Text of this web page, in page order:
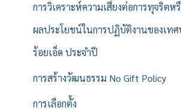
การวิเคราะห์ความเสี่ยงต่อการทุจริตห
ผลประโยชน์ในการปฏิบัติงานของเทศ
ร้อยเอ็ด ประจำปี
การสร้างวัฒนธรรม No Gift Policy
การเลือกตั้ง